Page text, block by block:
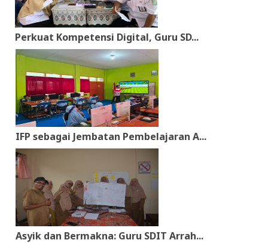
Perkuat Kompetensi Digital, Guru SD...
IFP sebagai Jembatan Pembelajaran A...
Asyik dan Bermakna: Guru SDIT Arrah...